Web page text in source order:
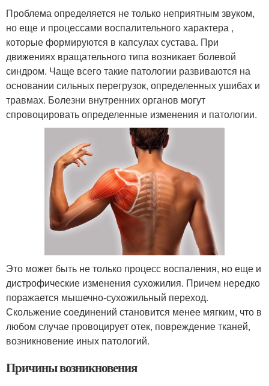
Проблема определяется не только неприятным звуком,
но еще и процессами воспалительного характера ,
которые формируются в капсулах сустава. При
движениях вращательного типа возникает болевой
синдром. Чаще всего такие патологии развиваются на
основании сильных перегрузок, определенных ушибах и
травмах. Болезни внутренних органов могут
спровоцировать определенные изменения и патологии.
Это может быть не только процесс воспаления, но еще и
дистрофические изменения сухожилия. Причем нередко
поражается мышечно-сухожильный переход.
Скольжение соединений становится менее мягким, что в
любом случае провоцирует отек, повреждение тканей,
возникновение иных патологий.
Причины возникновения